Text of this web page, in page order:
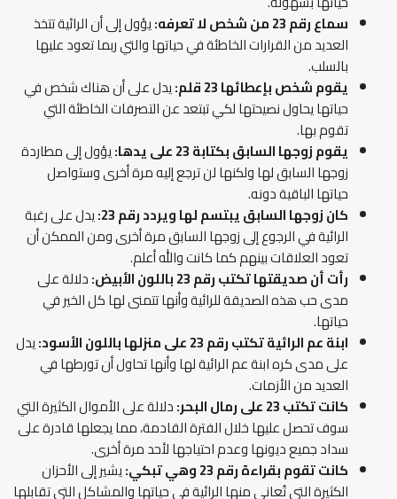
سماع رقم 23 من شخص لا تعرفه:
يؤول إلى أن الرائية تتخذ
العديد من القرارات الخاطئة في حياتها والتي ربما تعود عليها
بالسلب.
يقوم شخص بإعطائها 23 قلم:
يدل على أن هناك شخص في
حياتها يحاول نصيحتها لكي تبتعد عن التصرفات الخاطئة التي
تقوم بها.
يقوم زوجها السابق بكتابة 23 على يدها:
يؤول إلى مطاردة
زوجها السابق لها ولكنها لن ترجع إليه مرة أخرى وستواصل
حياتها الباقية دونه.
كان زوجها السابق يبتسم لها ويردد رقم 23:
يدل على رغبة
الرائية في الرجوع إلى زوجها السابق مرة أخرى ومن الممكن أن
تعود العلاقات بينهم كما كانت والله أعلم.
رأت أن صديقتها تكتب رقم 23 باللون الأبيض:
دلالة على
مدى حب هذه الصديقة للرائية وأنها تتمنى لها كل الخير في
حياتها.
ابنة عم الرائية تكتب رقم 23 على منزلها باللون الأسود:
يدل
على مدى كره ابنة عم الرائية لها وأنها تحاول أن تورطها في
العديد من الأزمات.
كانت تكتب 23 على رمال البحر:
دلالة على الأموال الكثيرة التي
سوف تحصل عليها خلال الفترة القادمة، مما يجعلها قادرة على
سداد جميع ديونها وعدم احتياجها لأحد مرة أخرى.
كانت تقوم بقراءة رقم 23 وهي تبكي:
يشير إلى الأحزان
الكثيرة التي تُعاني منها الرائية في حياتها والمشاكل التي تقابلها